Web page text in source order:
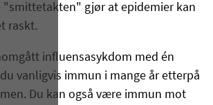
"smittetakten" gjør at epidemier kan
raskt.
influensasykdom med én
vanligvis immun i mange år etterpå
Du kan også være immun mot